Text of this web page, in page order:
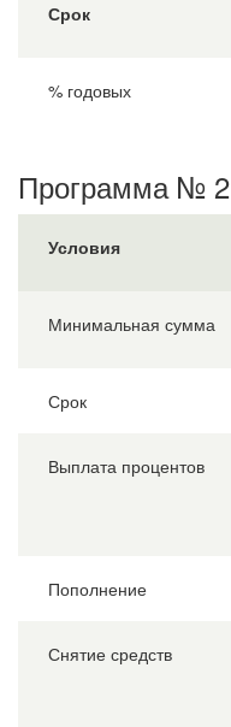
Срок
% годовых
Программа № 2
Условия
Минимальная сумма
Срок
Выплата процентов
Пополнение
Снятие средств